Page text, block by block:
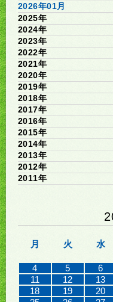
2026年01月
2025年
2024年
2023年
2022年
2021年
2020年
2019年
2018年
2017年
2016年
2015年
2014年
2013年
2012年
2011年
月 火 水
4
5 6
11
12 13
18
19 20